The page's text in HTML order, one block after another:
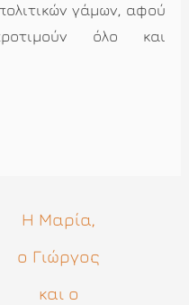
γάμων, αφού
όλο και
Η Μαρία,
ο Γιώργος
και ο